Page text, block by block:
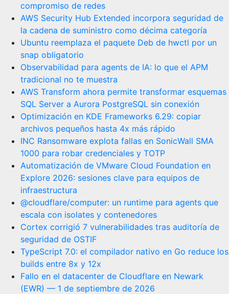
compromiso de redes
AWS Security Hub Extended incorpora seguridad de
la cadena de suministro como décima categoría
Ubuntu reemplaza el paquete Deb de hwctl por un
snap obligatorio
Observabilidad para agents de IA: lo que el APM
tradicional no te muestra
AWS Transform ahora permite transformar esquemas
SQL Server a Aurora PostgreSQL sin conexión
Optimización en KDE Frameworks 6.29: copiar
archivos pequeños hasta 4x más rápido
INC Ransomware explota fallas en SonicWall SMA
1000 para robar credenciales y TOTP
Automatización de VMware Cloud Foundation en
Explore 2026: sesiones clave para equipos de
infraestructura
@cloudflare/computer: un runtime para agents que
escala con isolates y contenedores
Cortex corrigió 7 vulnerabilidades tras auditoría de
seguridad de OSTIF
TypeScript 7.0: el compilador nativo en Go reduce los
builds entre 8x y 12x
Fallo en el datacenter de Cloudflare en Newark
(EWR) — 1 de septiembre de 2026